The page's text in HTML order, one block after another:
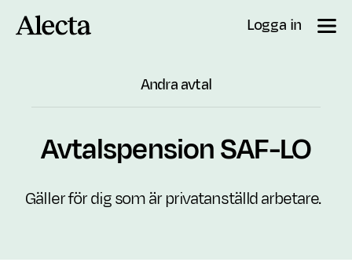
Logga in
Andra avtal
Avtalspension SAF-LO
Gäller för dig som är privatanställd arbetare.